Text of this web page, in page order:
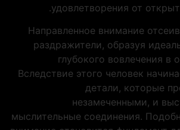
удовлетворения от
Направленное внимание
раздражители, образуя
глубокого вовлечения в
Вследствие этого человек
детали, которые
незамеченными, и
мыслительные соединения.